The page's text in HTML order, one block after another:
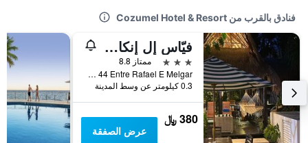
فنادق بالقرب من Cozumel Hotel & Resort
فيّاس إل إنكانتو كوزوميل
3 نجوم
ممتاز 8.8
Calle 21 Sur No 44 Entre Rafael E Melgar, كوزوميل, ولاية كينتانا رو, المكسيك
0.3 كيلومتر عن وسط المدينة
380 ﷼
عرض الصفقة